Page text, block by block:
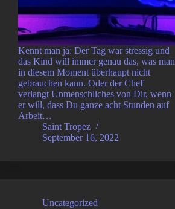
Kennt man ja: Der Tag war stressig und
das Kind will immer genau das, was man
in diesem Moment überhaupt nicht
gebrauchen kann. Oder der Chef
verlangt Unmenschliches von Dir, wenn
er will, dass Du ganze acht Stunden auf
Arbeit…
Saint Tropez
September 16, 2022
Uncategorized